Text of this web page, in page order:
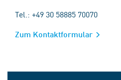
Tel.: +49 30 58885 70070
Zum Kontaktformular